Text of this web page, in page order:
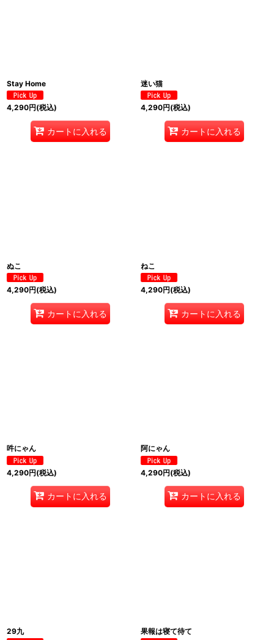
Stay Home
4,290円(税込)
カートに入れる
迷い猫
4,290円(税込)
カートに入れる
ぬこ
4,290円(税込)
カートに入れる
ねこ
4,290円(税込)
カートに入れる
吽にゃん
4,290円(税込)
カートに入れる
阿にゃん
4,290円(税込)
カートに入れる
29九 果報は寝て待て